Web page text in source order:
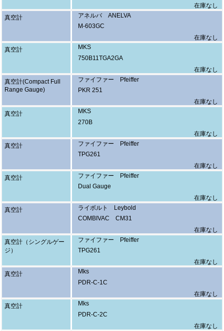
在庫なし
真空計
アネルバ ANELVA
M-603GC
在庫なし
真空計
MKS
750B11TGA2GA
在庫なし
真空計(Compact Full
Range Gauge)
ファイファー Pfeiffer
PKR 251
在庫なし
真空計
MKS
270B
在庫なし
真空計
ファイファー Pfeiffer
TPG261
在庫なし
真空計
ファイファー Pfeiffer
Dual Gauge
在庫なし
真空計
ライボルト Leybold
COMBIVAC CM31
在庫なし
真空計（シングルゲー
ジ）
ファイファー Pfeiffer
TPG261
在庫なし
真空計
Mks
PDR-C-1C
在庫なし
真空計
Mks
PDR-C-2C
在庫なし